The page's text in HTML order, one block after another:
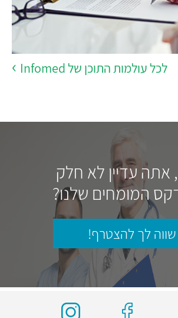
לכל עולמות התוכן של Infomed
אתה עדיין לא חלק
המומחים שלנו?
שווה לך להצטרף!